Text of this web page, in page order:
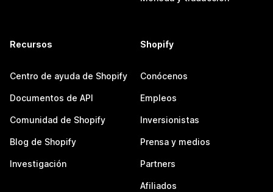
Recursos
Centro de ayuda de Shopify
Documentos de API
Comunidad de Shopify
Blog de Shopify
Investigación
Shopify
Conócenos
Empleos
Inversionistas
Prensa y medios
Partners
Afiliados